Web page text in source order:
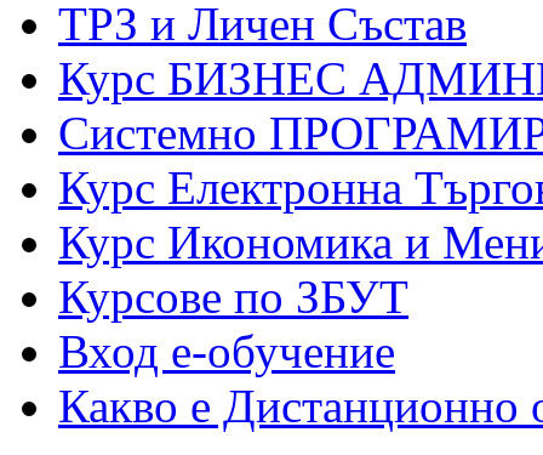
ТРЗ и Личен Състав
Курс БИЗНЕС
Системно
Курс Електронна
Курс Икономика и
Курсове по ЗБУТ
Вход е-обучение
Какво е Дистанционно